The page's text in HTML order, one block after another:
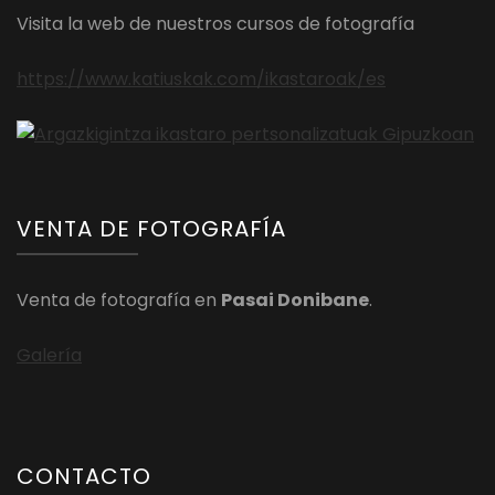
Visita la web de nuestros cursos de fotografía
https://www.katiuskak.com/ikastaroak/es
VENTA DE FOTOGRAFÍA
Venta de fotografía en Pasai Donibane.
Galería
CONTACTO